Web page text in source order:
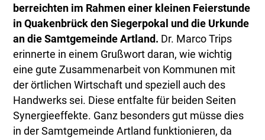
berreichten im Rahmen einer kleinen Feierstunde
in Quakenbrück den Siegerpokal und die Urkunde
an die Samtgemeinde Artland. Dr. Marco Trips
erinnerte in einem Grußwort daran, wie wichtig
eine gute Zusammenarbeit von Kommunen mit
der örtlichen Wirtschaft und speziell auch des
Handwerks sei. Diese entfalte für beiden Seiten
Synergieeffekte. Ganz besonders gut müsse dies
in der Samtgemeinde Artland funktionieren, da